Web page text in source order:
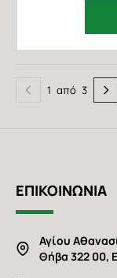
Σελιδοποίηση
Προηγούμενη
1 από 3
ΕΠΙΚΟΙΝΩΝΙΑ
Αγίου
Θήβα 322 00,